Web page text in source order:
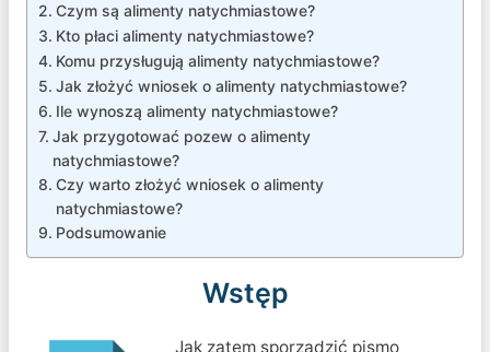
Czym są alimenty natychmiastowe?
Kto płaci alimenty natychmiastowe?
Komu przysługują alimenty natychmiastowe?
Jak złożyć wniosek o alimenty natychmiastowe?
Ile wynoszą alimenty natychmiastowe?
Jak przygotować pozew o alimenty
natychmiastowe?
Czy warto złożyć wniosek o alimenty
natychmiastowe?
Podsumowanie
Wstęp
Jak zatem sporządzić pismo